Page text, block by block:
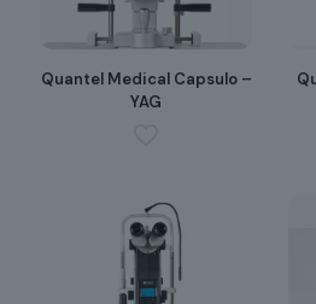
Quantel Medical Capsulo –
YAG